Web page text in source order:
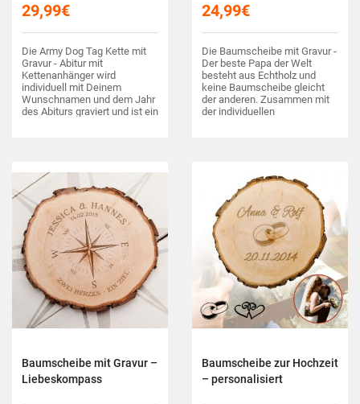
29,99€
Die Army Dog Tag Kette mit
Gravur - Abitur mit
Kettenanhänger wird
individuell mit Deinem
Wunschnamen und dem Jahr
des Abiturs graviert und ist ein
24,99€
Die Baumscheibe mit Gravur -
Der beste Papa der Welt
besteht aus Echtholz und
keine Baumscheibe gleicht
der anderen. Zusammen mit
der individuellen
Baumscheibe mit Gravur –
Liebeskompass
Baumscheibe zur Hochzeit
– personalisiert